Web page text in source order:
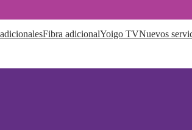
Fibra adicionalYoigo TVNuevos